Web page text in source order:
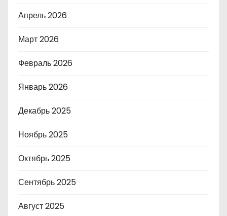
Апрель 2026
Март 2026
Февраль 2026
Январь 2026
Декабрь 2025
Ноябрь 2025
Октябрь 2025
Сентябрь 2025
Август 2025